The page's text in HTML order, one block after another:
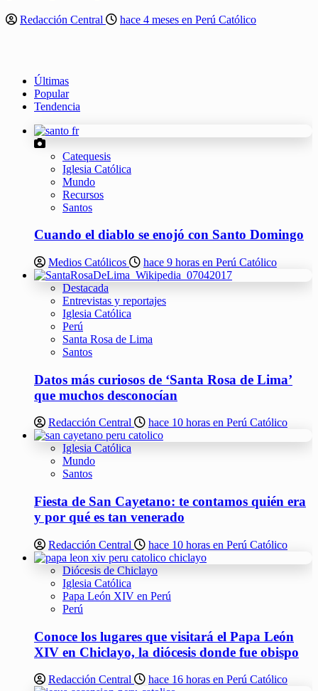
Redacción Central hace 4 meses en Perú Católico
Últimas
Popular
Tendencia
Catequesis
Iglesia Católica
Mundo
Recursos
Santos
Cuando el diablo se enojó con Santo Domingo
Medios Católicos hace 9 horas en Perú Católico
Destacada
Entrevistas y reportajes
Iglesia Católica
Perú
Santa Rosa de Lima
Santos
Datos más curiosos de ‘Santa Rosa de Lima’
que muchos desconocían
Redacción Central hace 10 horas en Perú Católico
Iglesia Católica
Mundo
Santos
Fiesta de San Cayetano: te contamos quién era
y por qué es tan venerado
Redacción Central hace 10 horas en Perú Católico
Diócesis de Chiclayo
Iglesia Católica
Papa León XIV en Perú
Perú
Conoce los lugares que visitará el Papa León
XIV en Chiclayo, la diócesis donde fue obispo
Redacción Central hace 16 horas en Perú Católico